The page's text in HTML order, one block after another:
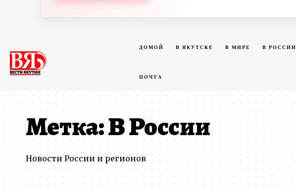
ДОМОЙ В ЯКУТСКЕ В МИРЕ В РОССИИ
ПОЧТА
Метка:В России
Новости России и регионов